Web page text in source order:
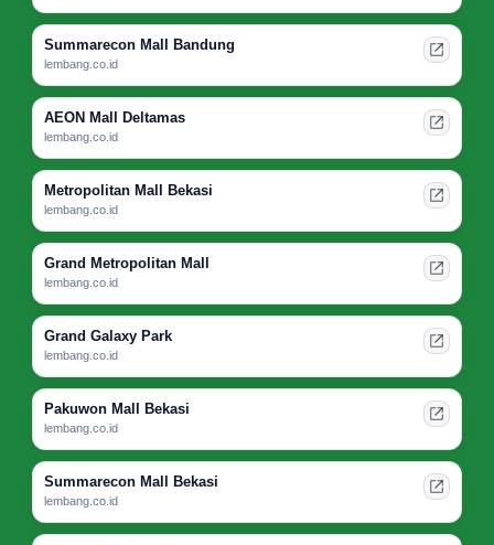
Summarecon Mall Bandung
lembang.co.id
AEON Mall Deltamas
lembang.co.id
Metropolitan Mall Bekasi
lembang.co.id
Grand Metropolitan Mall
lembang.co.id
Grand Galaxy Park
lembang.co.id
Pakuwon Mall Bekasi
lembang.co.id
Summarecon Mall Bekasi
lembang.co.id